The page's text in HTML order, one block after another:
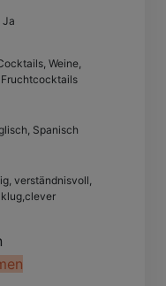
Ja
Weine,
Spanisch
verständnisvoll,